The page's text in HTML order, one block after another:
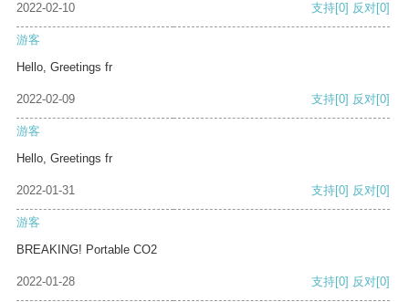
2022-02-10 支持[0] 反对[0]
游客
Hello, Greetings fr
2022-02-09 支持[0] 反对[0]
游客
Hello, Greetings fr
2022-01-31 支持[0] 反对[0]
游客
BREAKING! Portable CO2
2022-01-28 支持[0] 反对[0]